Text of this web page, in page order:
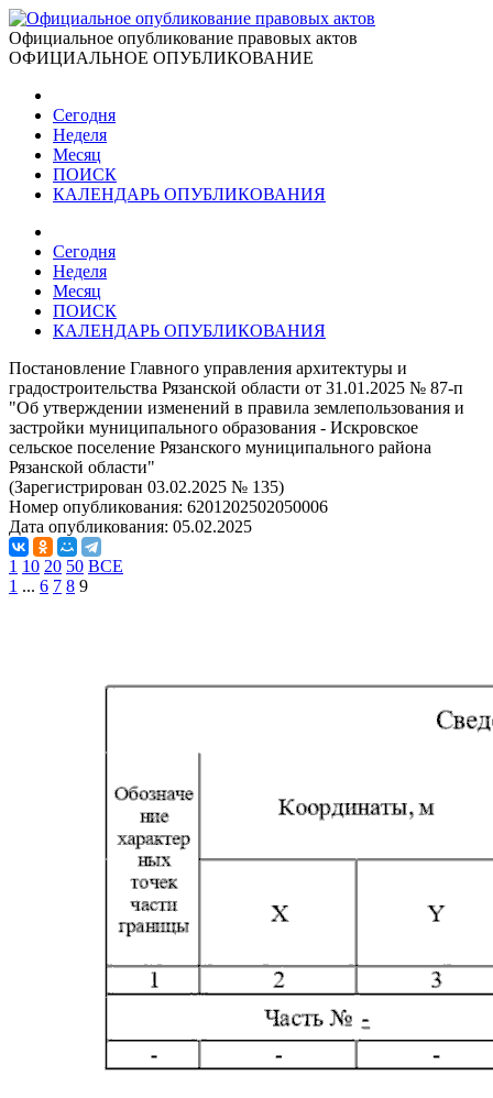
Официальное опубликование правовых актов
ОФИЦИАЛЬНОЕ ОПУБЛИКОВАНИЕ
Сегодня
Неделя
Месяц
ПОИСК
КАЛЕНДАРЬ ОПУБЛИКОВАНИЯ
Сегодня
Неделя
Месяц
ПОИСК
КАЛЕНДАРЬ ОПУБЛИКОВАНИЯ
Постановление Главного управления архитектуры и
градостроительства Рязанской области от 31.01.2025 № 87-п
"Об утверждении изменений в правила землепользования и
застройки муниципального образования - Искровское
сельское поселение Рязанского муниципального района
Рязанской области"
(Зарегистрирован 03.02.2025 № 135)
Номер опубликования: 6201202502050006
Дата опубликования: 05.02.2025
1 10 20 50 ВСЕ
1 ... 6 7 8 9